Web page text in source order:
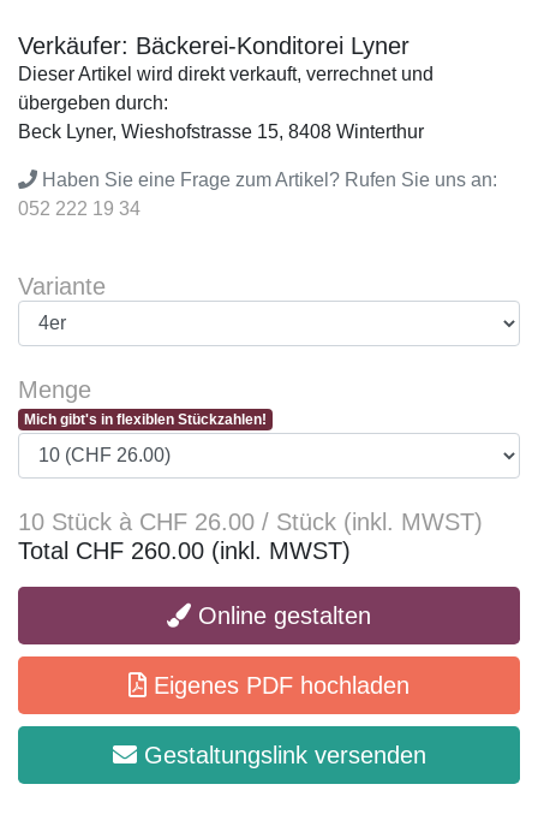
Verkäufer: Bäckerei-Konditorei Lyner
Dieser Artikel wird direkt verkauft, verrechnet und
übergeben durch:
Beck Lyner, Wieshofstrasse 15, 8408 Winterthur
Haben Sie eine Frage zum Artikel? Rufen Sie uns an:
052 222 19 34
Variante
Menge
Mich gibt's in flexiblen Stückzahlen!
10 Stück à CHF 26.00 / Stück (inkl. MWST)
Total CHF 260.00 (inkl. MWST)
Online gestalten
Eigenes PDF hochladen
Gestaltungslink versenden